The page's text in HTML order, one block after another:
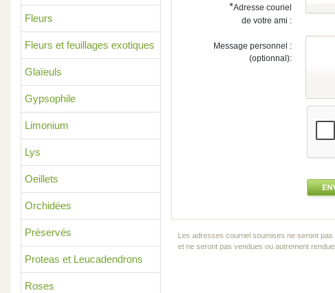
Fleurs
Fleurs et feuillages exotiques
Glaïeuls
Gypsophile
Limonium
Lys
Oeillets
Orchidées
Préservés
Proteas et Leucadendrons
Roses
*Adresse couriel
de votre ami :
Message personnel :
(optionnal):
Les adresses courriel soumises ne seront
et ne seront pas vendues ou autrement